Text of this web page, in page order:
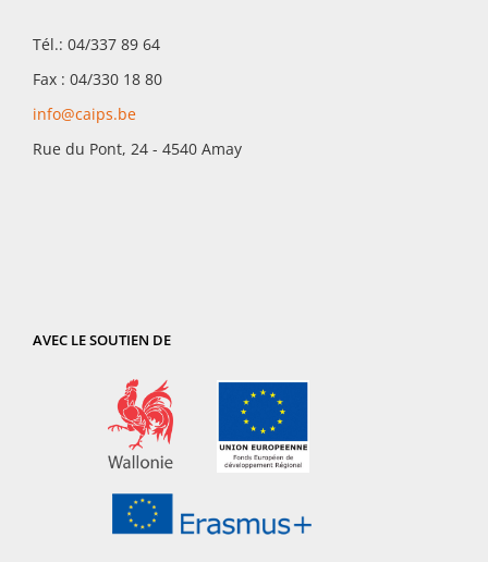
Tél.: 04/337 89 64
Fax : 04/330 18 80
info@caips.be
Rue du Pont, 24 - 4540 Amay
AVEC LE SOUTIEN DE